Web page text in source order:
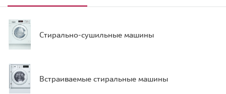
Стирально-сушильные машины
Встраиваемые стиральные машины